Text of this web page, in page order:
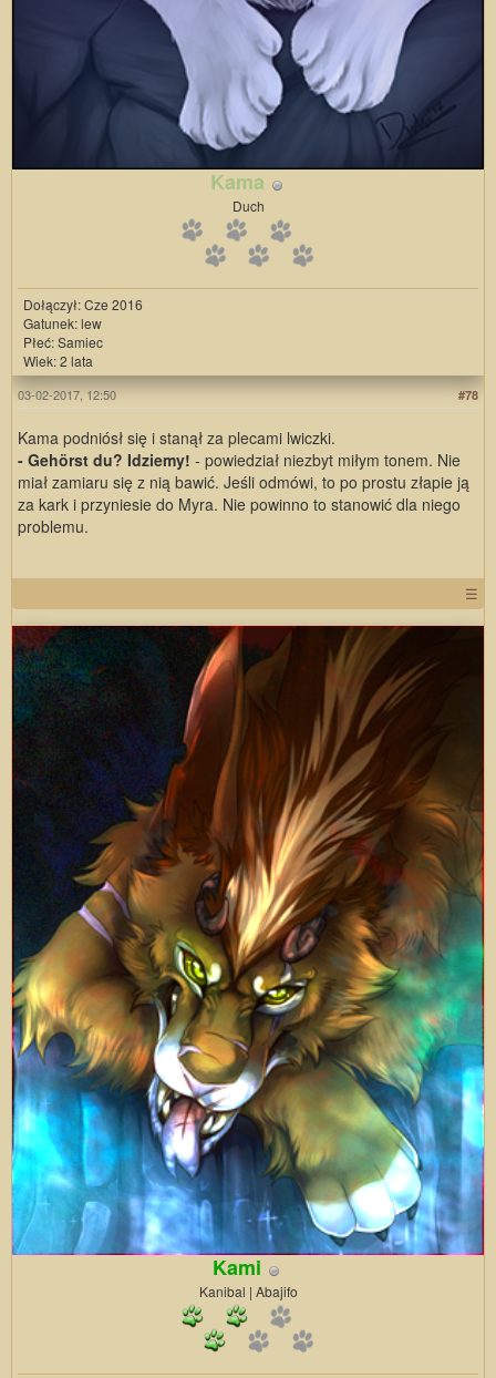
Kama
Duch
Dołączył: Cze 2016
Gatunek: lew
Płeć: Samiec
Wiek: 2 lata
#78
03-02-2017, 12:50
Kama podniósł się i stanął za plecami lwiczki.
- Gehörst du? Idziemy! - powiedział niezbyt miłym tonem. Nie
miał zamiaru się z nią bawić. Jeśli odmówi, to po prostu złapie ją
za kark i przyniesie do Myra. Nie powinno to stanowić dla niego
problemu.
☰
Kami
Kanibal | Abajifo